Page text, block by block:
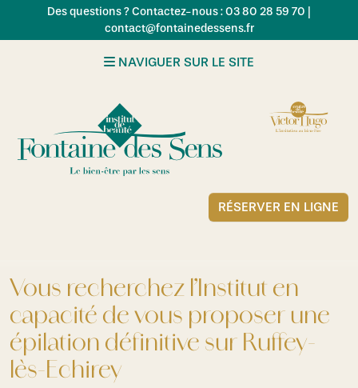
Skip to main content
Des questions ? Contactez-nous : 03 80 28 59 70 |
contact@fontainedessens.fr
NAVIGUER SUR LE SITE
RÉSERVER EN LIGNE
Vous recherchez l’Institut en
capacité de vous proposer une
épilation définitive sur Ruffey-
lès-Echirey